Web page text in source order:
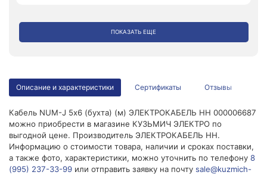
ПОКАЗАТЬ ЕЩЕ
Описание и характеристики Сертификаты Отзывы
Кабель NUM-J 5х6 (бухта) (м) ЭЛЕКТРОКАБЕЛЬ НН 000006687
можно приобрести в магазине КУЗЬМИЧ ЭЛЕКТРО по
выгодной цене. Производитель ЭЛЕКТРОКАБЕЛЬ НН.
Информацию о стоимости товара, наличии и сроках поставки,
а также фото, характеристики, можно уточнить по телефону 8
(995) 237-33-99 или отправить заявку на почту sale@kuzmich-